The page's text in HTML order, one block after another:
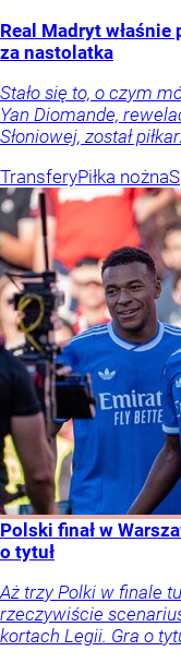
Real Madryt
za nastolatka
Stało się to, o czym
Yan Diomande,
Słoniowej, został
TransferyPiłka nożna
Polski finał w
o tytuł
Aż trzy Polki w finale
rzeczywiście
kortach Legii. Gra o